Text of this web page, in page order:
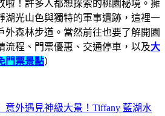
啦！許多人都想探索的桃園秘境。擁
湖光山色與獨特的軍事遺跡，這裡一
外森林步道。當然前往也要了解開園
流程、門票優惠、交通停車，以及大
門票景點）
意外遇見神級大景！Tiffany 藍湖水